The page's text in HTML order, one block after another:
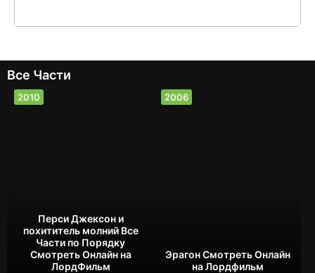
Все Части
Перси Джексон и
похититель молний Все
Части по Порядку
Смотреть Онлайн на
ЛордФильм
2010
Эрагон Смотреть Онлайн
на Лордфильм
2006